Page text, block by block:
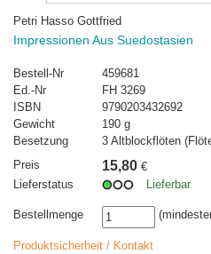
Petri Hasso Gottfried
Impressionen Aus Suedostasien
Bestell-Nr
459681
Ed.-Nr
FH 3269
ISBN
9790203432692
Gewicht
190 g
Besetzung
3 Altblockflöten
Preis
15,80 €
Lieferstatus
Lieferbar
Bestellmenge
Produktsicherheit / Kontakt